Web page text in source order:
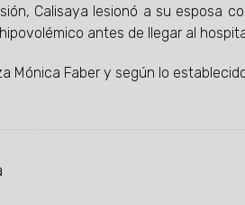
Calisaya lesionó a su esposa
antes de llegar al
Mónica Faber y según lo